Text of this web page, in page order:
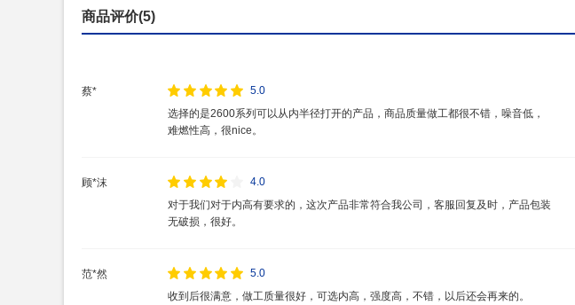
商品评价(5)
蔡* 5.0
选择的是2600系列可以从内半径打开的产品，商品质量做工都很不错，噪音低，
难燃性高，很nice。
顾*沫 4.0
对于我们对于内高有要求的，这次产品非常符合我公司，客服回复及时，产品包装
无破损，很好。
范*然 5.0
收到后很满意，做工质量很好，可选内高，强度高，不错，以后还会再来的。